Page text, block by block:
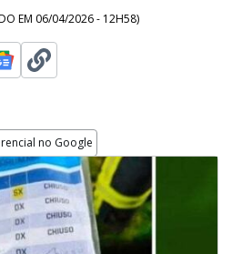
EM 06/04/2026 - 12H58)
no Google